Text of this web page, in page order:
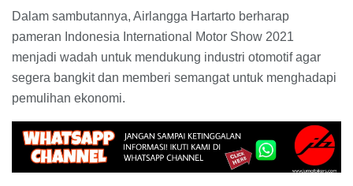
Dalam sambutannya, Airlangga Hartarto berharap
pameran Indonesia International Motor Show 2021
menjadi wadah untuk mendukung industri otomotif agar
segera bangkit dan memberi semangat untuk menghadapi
pemulihan ekonomi.